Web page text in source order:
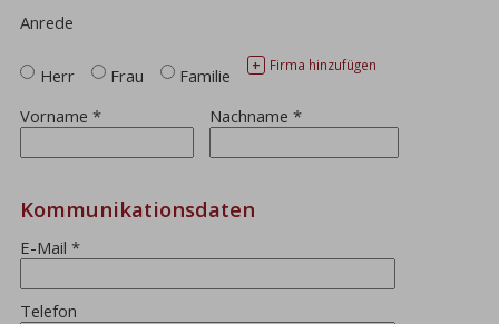
Anrede
Herr Frau Familie + Firma hinzufügen
Vorname* Nachname*
Kommunikationsdaten
E-Mail*
Telefon